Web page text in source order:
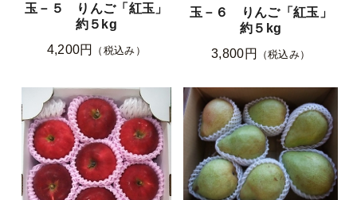
玉－５ りんご「紅玉」
約５kg
4,200円
（税込み）
玉－６ りんご「紅玉」
約５kg
3,800円
（税込み）